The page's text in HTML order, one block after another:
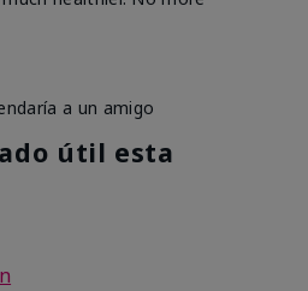
a un amigo
útil esta